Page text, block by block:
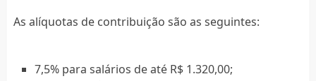
As alíquotas de contribuição são as seguintes:
7,5% para salários de até R$ 1.320,00;